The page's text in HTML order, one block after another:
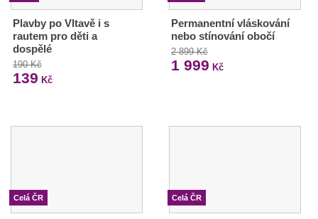
Plavby po Vltavě i s
rautem pro děti a
dospělé
190 Kč
139 Kč
Permanentní vláskování
nebo stínování obočí
2 899 Kč
1 999 Kč
Celá ČR Celá ČR